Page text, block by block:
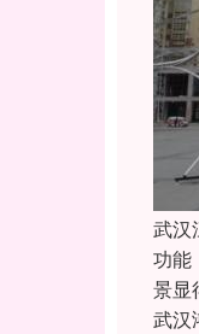
武汉
功能
景显
武汉